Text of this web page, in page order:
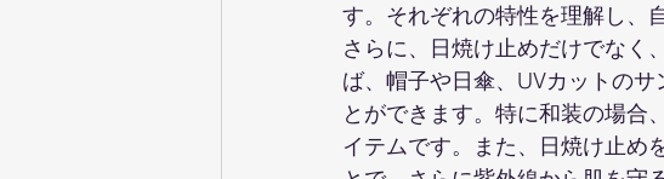
す。それぞれの特性を理解し、
さらに、日焼け止めだけでなく
ば、帽子や日傘、UVカットの
とができます。特に和装の場合
イテムです。また、日焼け止め